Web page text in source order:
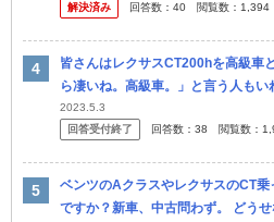
解決済み
回答数： 40 閲覧数： 1,394
皆さんはレクサスCT200hを高級車
ら凄いね。高級車。」と言う人も
ゃない」と言う人もいます。 会社
2023.5.3
回答受付終了
回答数： 38 閲覧数：
ベンツのAクラスやレクサスのCT
ですか？新車、中古問わず。 どう